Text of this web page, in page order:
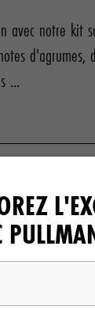
notre
...